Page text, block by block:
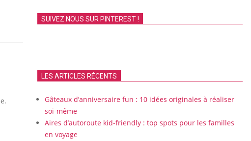
SUIVEZ NOUS SUR PINTEREST !
LES ARTICLES RÉCENTS
Gâteaux d’anniversaire fun : 10 idées originales à réaliser
soi-même
Aires d’autoroute kid-friendly : top spots pour les familles
en voyage